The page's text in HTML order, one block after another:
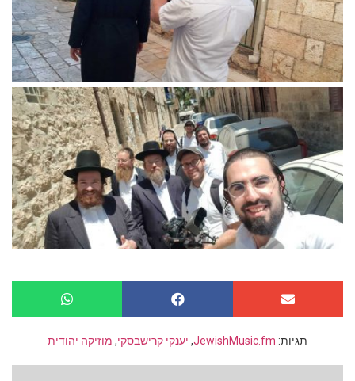
תגיות: JewishMusic.fm
, יענקי קרישבסקי, מוזיקה יהודית